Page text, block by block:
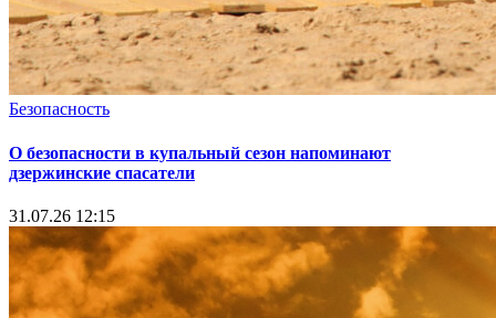
Безопасность
О безопасности в купальный сезон напоминают
дзержинские спасатели
31.07.26 12:15